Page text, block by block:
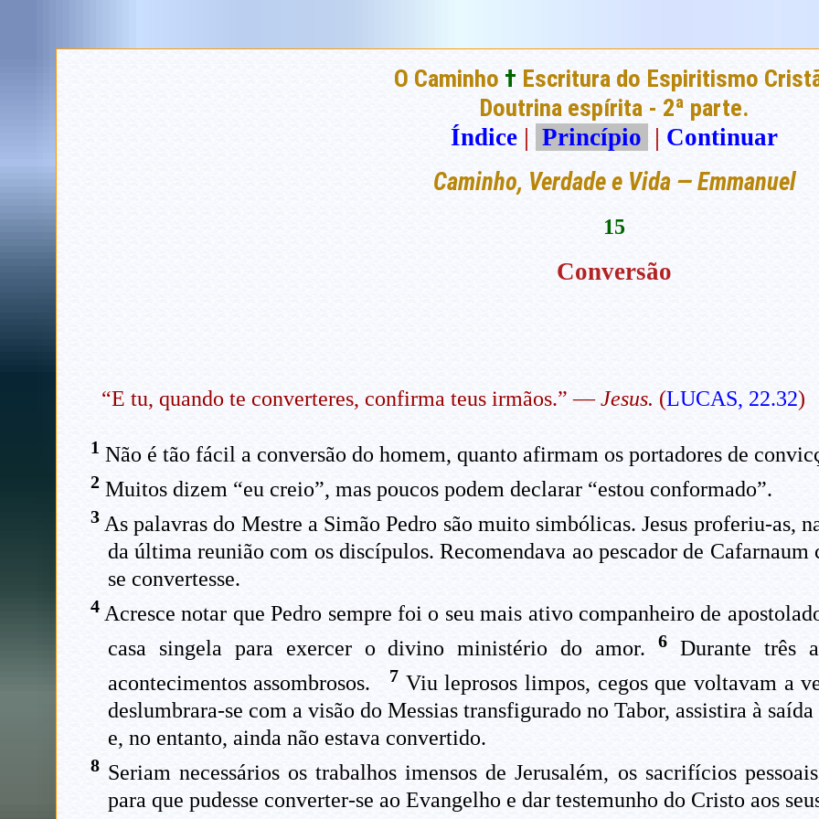
O Caminho † Escritura do Espiritismo
Doutrina espírita - 2ª parte.
Índice | Princípio | Continuar
Caminho, Verdade e Vida — Emmanuel
15
Conversão
“E tu, quando te converteres, confirma teus irmãos.” —Jesus. (LUCAS, 22.32)
1 Não é tão fácil a conversão do homem, quanto afirmam os portadores de
2Muitos dizem “eu creio”, mas poucos podem declarar “estou conformado”.
3As palavras do Mestre a Simão Pedro são muito simbólicas. Jesus proferiu-as,
da última reunião com os discípulos. Recomendava ao pescador de
se convertesse.
4Acresce notar que Pedro sempre foi o seu mais ativo companheiro de
casa singela para exercer o divino ministério do amor.6
Durante três
acontecimentos assombrosos.
7 Viu leprosos limpos, cegos que voltavam a
deslumbrara-se com a visão do Messias transfigurado no Tabor, assistira à
e, no entanto, ainda não estava convertido.
8Seriam necessários os trabalhos imensos de Jerusalém, os sacrifícios
para que pudesse converter-se ao Evangelho e dar testemunho do Cristo aos